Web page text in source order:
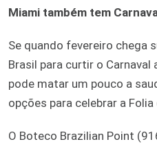
Miami também tem
Se quando fevereiro chega
Brasil para curtir o Carnaval
pode matar um pouco a
opções para celebrar a
O Boteco Brazilian Point